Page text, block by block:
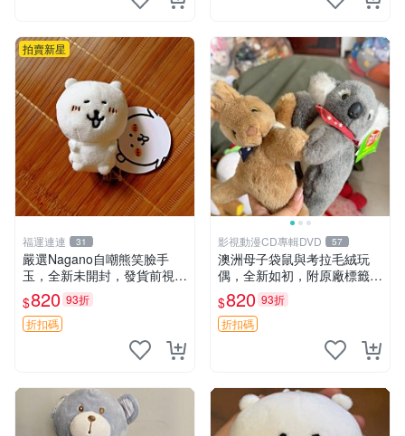
拍賣新星
福運連連 31
嚴選Nagano自嘲熊笑臉手
玉，全新未開封，發貨前視頻
確認，海南 廣西 貴州 嚴選N
agano自嘲熊笑臉手玉，全新
未開封，發貨前視頻確認，四
$820 93折
折扣碼
影視動漫CD專輯DVD 57
澳洲母子袋鼠與考拉毛絨玩
偶，全新如初，附原廠標籤，
手感極軟，適合贈送親朋好
友。袋鼠與考拉正版，精緻尺
寸，適合作為收藏或家飾擺
設，增添暖意。 母子、袋
$820 93折
折扣碼